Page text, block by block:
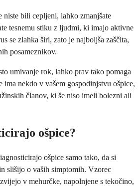
niste bili cepljeni, lahko zmanjšate
tesnemu stiku z ljudmi, ki imajo aktivne
se zlahka širi, zato je najboljša zaščita,
posameznikov.
umivanje rok, lahko prav tako pomaga
ima nekdo v vašem gospodinjstvu ošpice,
članov, ki še niso imeli bolezni ali
ošpice?
ošpice samo tako, da si
slišijo o vaših simptomih. Vzorec
v mehurčke, napolnjene s tekočino,